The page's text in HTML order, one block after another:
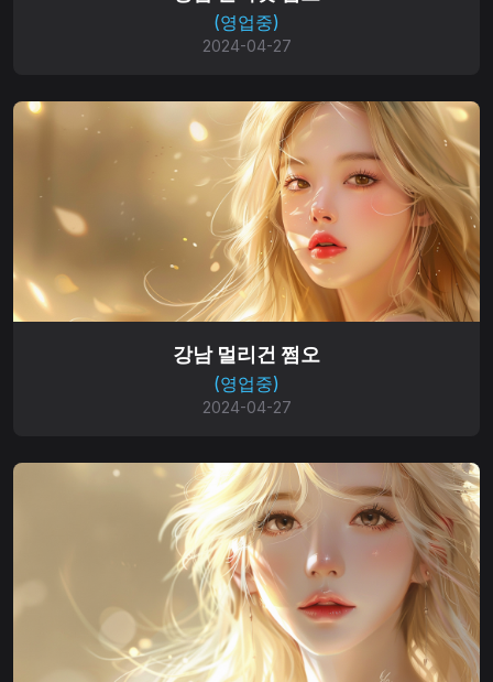
(영업중)
2024-04-27
강남 멀리건 쩜오
(영업중)
2024-04-27